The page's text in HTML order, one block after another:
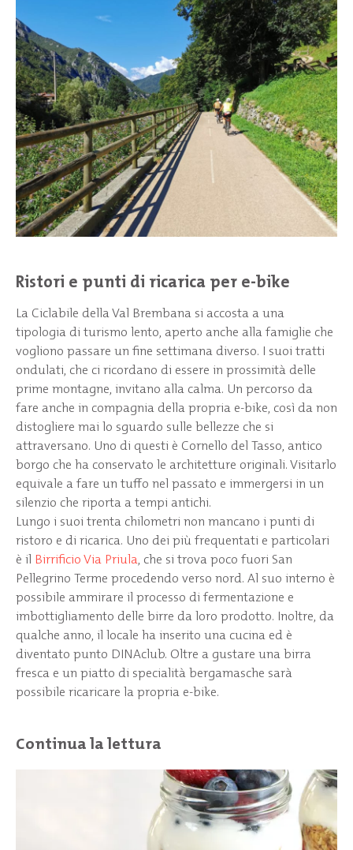
Ristori e punti di ricarica per e-bike
La Ciclabile della Val Brembana si accosta a una
tipologia di turismo lento, aperto anche alla famiglie che
vogliono passare un fine settimana diverso. I suoi tratti
ondulati, che ci ricordano di essere in prossimità delle
prime montagne, invitano alla calma. Un percorso da
fare anche in compagnia della propria e-bike, così da non
distogliere mai lo sguardo sulle bellezze che si
attraversano. Uno di questi è Cornello del Tasso, antico
borgo che ha conservato le architetture originali. Visitarlo
equivale a fare un tuffo nel passato e immergersi in un
silenzio che riporta a tempi antichi.
Lungo i suoi trenta chilometri non mancano i punti di
ristoro e di ricarica. Uno dei più frequentati e particolari
è il Birrificio Via Priula, che si trova poco fuori San
Pellegrino Terme procedendo verso nord. Al suo interno è
possibile ammirare il processo di fermentazione e
imbottigliamento delle birre da loro prodotto. Inoltre, da
qualche anno, il locale ha inserito una cucina ed è
diventato punto DINAclub. Oltre a gustare una birra
fresca e un piatto di specialità bergamasche sarà
possibile ricaricare la propria e-bike.
Continua la lettura